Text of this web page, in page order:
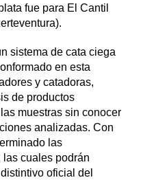
fue para El Cantil
sistema de cata ciega
en esta
y catadoras,
de productos
muestras sin conocer
analizadas. Con
las
cuales podrán
oficial del